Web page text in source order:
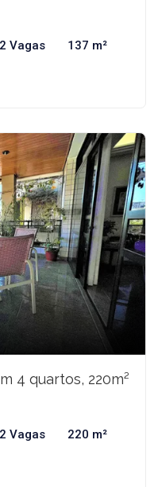
2 Vagas 137 m²
4 quartos, 220m²
2 Vagas 220 m²